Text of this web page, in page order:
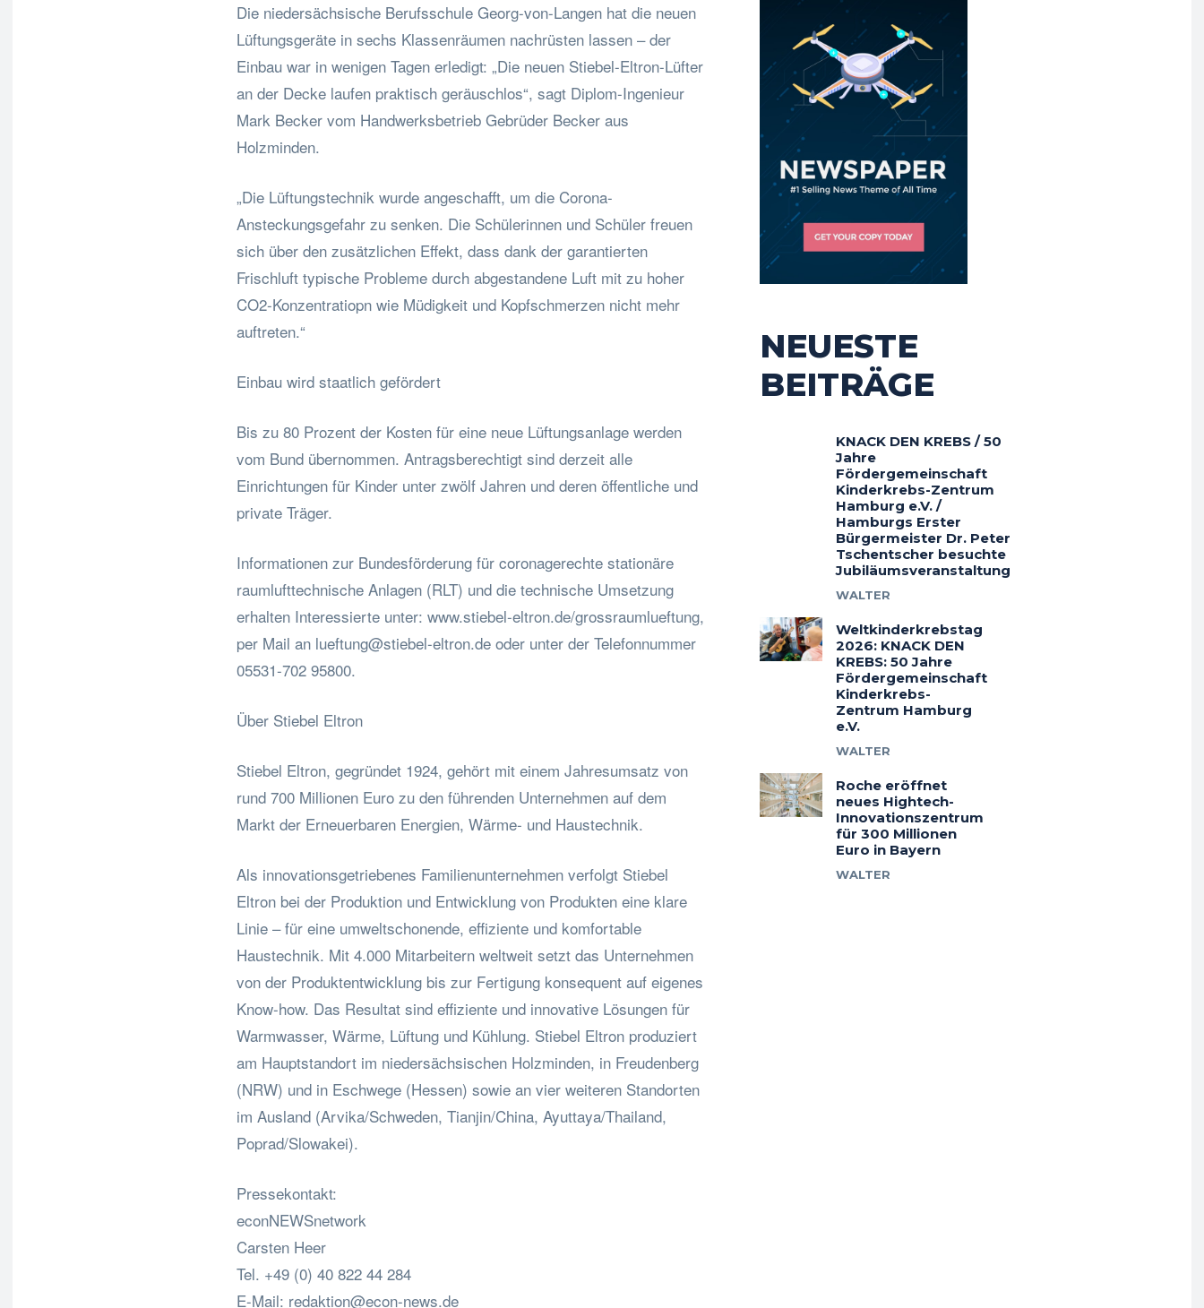
Die niedersächsische Berufsschule Georg-von-Langen hat die neuen
Lüftungsgeräte in sechs Klassenräumen nachrüsten lassen – der
Einbau war in wenigen Tagen erledigt: „Die neuen Stiebel-Eltron-Lüfter
an der Decke laufen praktisch geräuschlos“, sagt Diplom-Ingenieur
Mark Becker vom Handwerksbetrieb Gebrüder Becker aus
Holzminden.
„Die Lüftungstechnik wurde angeschafft, um die Corona-
Ansteckungsgefahr zu senken. Die Schülerinnen und Schüler freuen
sich über den zusätzlichen Effekt, dass dank der garantierten
Frischluft typische Probleme durch abgestandene Luft mit zu hoher
CO2-Konzentratiopn wie Müdigkeit und Kopfschmerzen nicht mehr
auftreten.“
Einbau wird staatlich gefördert
Bis zu 80 Prozent der Kosten für eine neue Lüftungsanlage werden
vom Bund übernommen. Antragsberechtigt sind derzeit alle
Einrichtungen für Kinder unter zwölf Jahren und deren öffentliche und
private Träger.
Informationen zur Bundesförderung für coronagerechte stationäre
raumlufttechnische Anlagen (RLT) und die technische Umsetzung
erhalten Interessierte unter: www.stiebel-eltron.de/grossraumlueftung,
per Mail an lueftung@stiebel-eltron.de oder unter der Telefonnummer
05531-702 95800.
Über Stiebel Eltron
Stiebel Eltron, gegründet 1924, gehört mit einem Jahresumsatz von
rund 700 Millionen Euro zu den führenden Unternehmen auf dem
Markt der Erneuerbaren Energien, Wärme- und Haustechnik.
Als innovationsgetriebenes Familienunternehmen verfolgt Stiebel
Eltron bei der Produktion und Entwicklung von Produkten eine klare
Linie – für eine umweltschonende, effiziente und komfortable
Haustechnik. Mit 4.000 Mitarbeitern weltweit setzt das Unternehmen
von der Produktentwicklung bis zur Fertigung konsequent auf eigenes
Know-how. Das Resultat sind effiziente und innovative Lösungen für
Warmwasser, Wärme, Lüftung und Kühlung. Stiebel Eltron produziert
am Hauptstandort im niedersächsischen Holzminden, in Freudenberg
(NRW) und in Eschwege (Hessen) sowie an vier weiteren Standorten
im Ausland (Arvika/Schweden, Tianjin/China, Ayuttaya/Thailand,
Poprad/Slowakei).
Pressekontakt:
econNEWSnetwork
Carsten Heer
Tel. +49 (0) 40 822 44 284
E-Mail: redaktion@econ-news.de
NEUESTE
BEITRÄGE
KNACK DEN KREBS / 50
Jahre
Fördergemeinschaft
Kinderkrebs-Zentrum
Hamburg e.V. /
Hamburgs Erster
Bürgermeister Dr. Peter
Tschentscher besuchte
Jubiläumsveranstaltung
WALTER
Weltkinderkrebstag
2026: KNACK DEN
KREBS: 50 Jahre
Fördergemeinschaft
Kinderkrebs-
Zentrum Hamburg
e.V.
WALTER
Roche eröffnet
neues Hightech-
Innovationszentrum
für 300 Millionen
Euro in Bayern
WALTER